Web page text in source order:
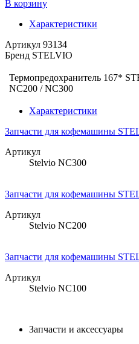
В корзину
Характеристики
Артикул 93134
Бренд STELVIO
Термопредохранитель 167*
NC200 / NC300
Характеристики
Запчасти для кофемашины
Артикул
Stelvio NC300
Запчасти для кофемашины
Артикул
Stelvio NC200
Запчасти для кофемашины
Артикул
Stelvio NC100
Запчасти и аксессуары